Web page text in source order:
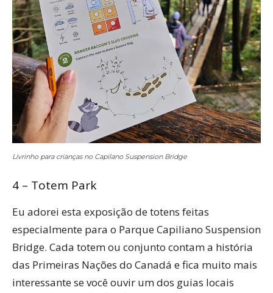
Livrinho para crianças no Capilano Suspension Bridge
4 – Totem Park
Eu adorei esta exposição de totens feitas
especialmente para o Parque Capiliano Suspension
Bridge. Cada totem ou conjunto contam a história
das Primeiras Nações do Canadá e fica muito mais
interessante se você ouvir um dos guias locais